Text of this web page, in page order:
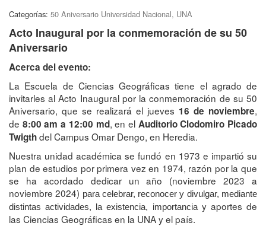
Categorías: 50 Aniversario Universidad Nacional, UNA
Acto Inaugural por la conmemoración de su 50
Aniversario
Acerca del evento:
La Escuela de Ciencias Geográficas tiene el agrado de
invitarles al Acto Inaugural por la conmemoración de su 50
Aniversario, que se realizará el jueves 16 de noviembre,
de 8:00 am a 12:00 md, en el Auditorio Clodomiro Picado
Twigthdel Campus Omar Dengo, en Heredia.
Nuestra unidad académica se fundó en 1973 e impartió su
plan de estudios por primera vez en 1974, razón por la que
se ha acordado dedicar un año (noviembre 2023 a
noviembre 2024) para celebrar, reconocer y divulgar, mediante
distintas actividades, la existencia, importancia y aportes de
las Ciencias Geográficas en la UNA y el país.